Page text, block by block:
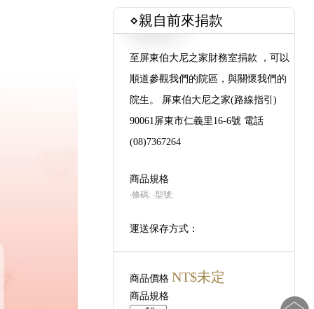
⋄親自前來捐款
至屏東伯大尼之家財務室捐款 ，可以
順道參觀我們的院區，與關懷我們的
院生。 屏東伯大尼之家(路線指引)
90061屏東市仁義里16-6號 電話
(08)7367264
商品規格
‧條碼: ‧型號:
運送保存方式：
商品價格NT$未定
商品規格